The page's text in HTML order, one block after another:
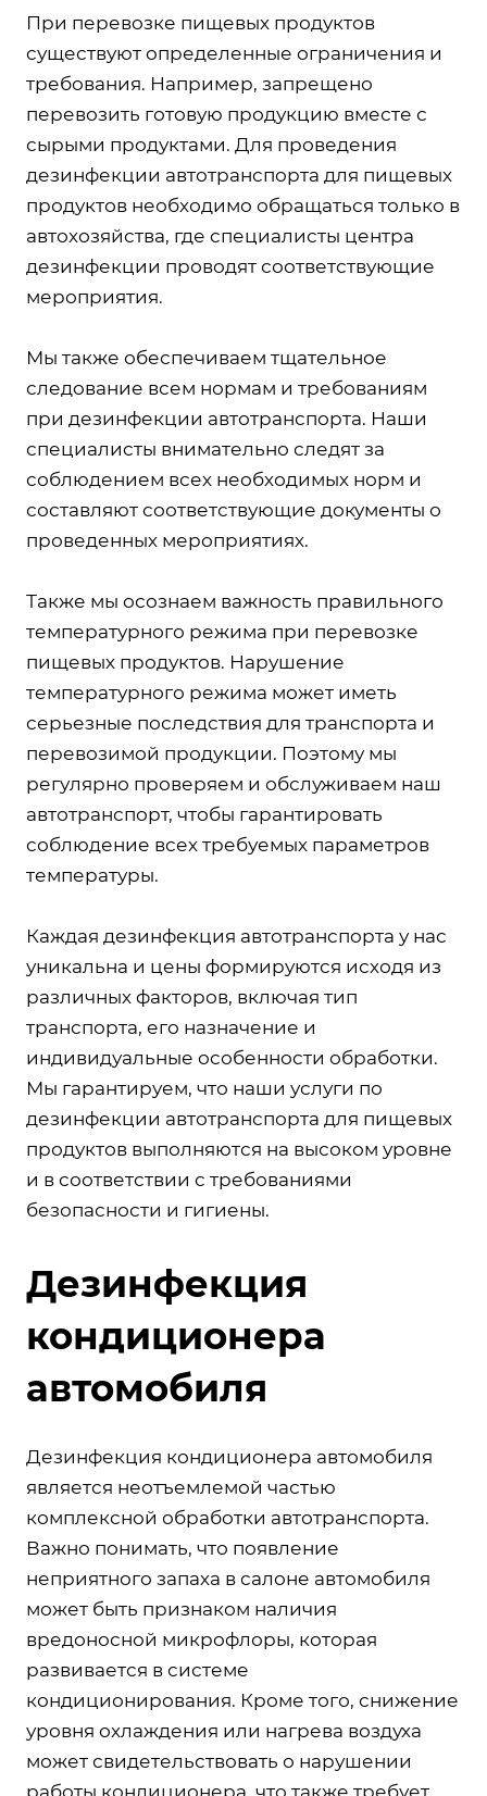
При перевозке пищевых продуктов
существуют определенные ограничения и
требования. Например, запрещено
перевозить готовую продукцию вместе с
сырыми продуктами. Для проведения
дезинфекции автотранспорта для пищевых
продуктов необходимо обращаться только в
автохозяйства, где специалисты центра
дезинфекции проводят соответствующие
мероприятия.
Мы также обеспечиваем тщательное
следование всем нормам и требованиям
при дезинфекции автотранспорта. Наши
специалисты внимательно следят за
соблюдением всех необходимых норм и
составляют соответствующие документы о
проведенных мероприятиях.
Также мы осознаем важность правильного
температурного режима при перевозке
пищевых продуктов. Нарушение
температурного режима может иметь
серьезные последствия для транспорта и
перевозимой продукции. Поэтому мы
регулярно проверяем и обслуживаем наш
автотранспорт, чтобы гарантировать
соблюдение всех требуемых параметров
температуры.
Каждая дезинфекция автотранспорта у нас
уникальна и цены формируются исходя из
различных факторов, включая тип
транспорта, его назначение и
индивидуальные особенности обработки.
Мы гарантируем, что наши услуги по
дезинфекции автотранспорта для пищевых
продуктов выполняются на высоком уровне
и в соответствии с требованиями
безопасности и гигиены.
Дезинфекция
кондиционера
автомобиля
Дезинфекция кондиционера автомобиля
является неотъемлемой частью
комплексной обработки автотранспорта.
Важно понимать, что появление
неприятного запаха в салоне автомобиля
может быть признаком наличия
вредоносной микрофлоры, которая
развивается в системе
кондиционирования. Кроме того, снижение
уровня охлаждения или нагрева воздуха
может свидетельствовать о нарушении
работы кондиционера, что также требует